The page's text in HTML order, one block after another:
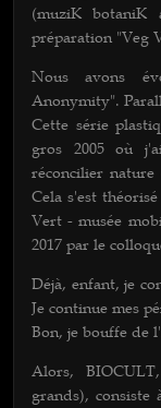
(muziK
préparation "Veg
Nous avons
Anonymity".
Cette série
gros 2005 où
réconcilier
Cela s'est
Vert - musée
2017 par le
Déjà, enfant, je
Je continue mes
Bon, je bouffe de
Alors,
grands), consiste